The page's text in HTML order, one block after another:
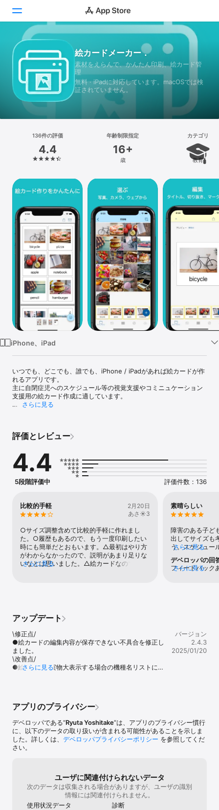
Today
ゲーム
アプリ
検索
プラットフォーム
iPhone
iPad
Mac
Vision
Watch
絵カードメーカー．
素材をえらんで、かんたん印刷、絵カード管
理
無料 · iPadに対応しています。macOSでは検
証されていません。
136件の評価
4.4
年齢制限指定
16+
歳
カテゴリ
教育
iPhone、iPad
いつでも、どこでも、誰でも、iPhone / iPadがあれば絵カードが作
れるアプリです。
主に自閉症児へのスケジュール等の視覚支援やコミニュケーション
支援用の絵カード作成に適しています。
・タイトルを入れる
・プリンタから印刷する
全てがこのアプリだけで可能です。
印刷には、家庭用プリンター、コンビニ等のマルチコピー機、店頭
印刷時のタイトルのフォントはUDフォントを使用しています。
・写真ライブラリ
・当アプリで以前使用した画像
・カメラ（静音モードあり）
・バーコードによる商品画像検索
・ウェブ検索
・絵カードの大きさ等を自由に設定することも可能です。
【印刷方法】
・家庭用プリンタ（Air Print対応要）
・店頭プリント機（コンビニ等の専用アプリ要）
【外部クラウドサービス】
・各サービスの専用アプリが必要です
・印刷した絵カードは自動的にライブラリに追加され、次回も使用
可能
・絵カードを別アプリ、絵カードタイマー、絵カードカウンターで
使用可能
・絵カードライブラリをiCloudに保存し、他の機器と共有が可能
・絵カードライブラリをPC、各クラウドサービスにバックアップ可
さらに見る
評価とレビュー
4.4
5段階評価中 評価件数：136
比較的手軽
2月20日
あさ☀️3
○サイズ調整含めて比較的手軽に作れまし
た。○履歴もあるので、もう一度印刷したい
時にも簡単だとおもいます。△最初はやり方
がわからなかったので、説明があまり足りな
いなとは思いました。△絵カードなので仕方
さらに見る
素晴らしい
障害のある子ど
出してサイズも
う。スケジュー
イラストでも
ようになり感謝
援をお願いして
さらに見る
デベロッパの回
フィードバック
さらに見る
アップデート
\修正点/
●絵カードの編集内容が保存できない不具合を修正し
ました。
\改善点/
●絵カードを実物大表示する場合の機種名リストに以
Air 11インチ(M2)、iPad Air 13インチ(M2)
さらに見る
バージョン
2.4.3
2025/01/20
アプリのプライバシー
デベロッパである“Ryuta Yoshitake”は、アプリのプライバシー慣行
に、以下のデータの取り扱いが含まれる可能性があることを示しま
した。詳しくは、 デベロッパプライバシーポリシー を参照してくだ
さい。
ユーザに関連付けられないデータ
次のデータは収集される場合がありますが、ユーザの識別
情報には関連付けられません。
使用状況データ
診断